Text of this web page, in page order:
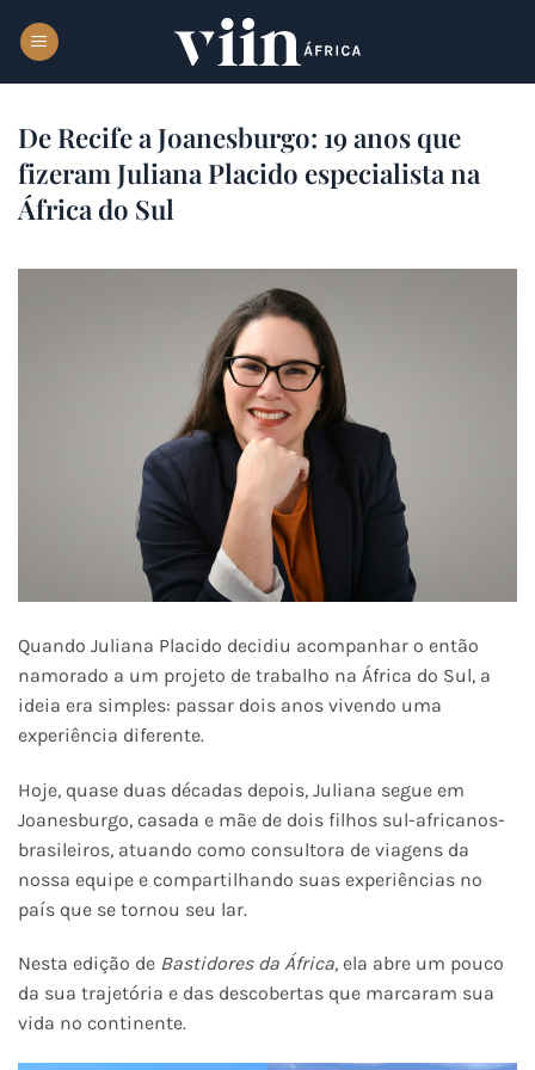
De Recife a Joanesburgo: 19 anos que
fizeram Juliana Placido especialista na
África do Sul
Quando Juliana Placido decidiu acompanhar o então
namorado a um projeto de trabalho na África do Sul, a
ideia era simples: passar dois anos vivendo uma
experiência diferente.
Hoje, quase duas décadas depois, Juliana segue em
Joanesburgo, casada e mãe de dois filhos sul-africanos-
brasileiros, atuando como consultora de viagens da
nossa equipe e compartilhando suas experiências no
país que se tornou seu lar.
Nesta edição de Bastidores da África, ela abre um pouco
da sua trajetória e das descobertas que marcaram sua
vida no continente.